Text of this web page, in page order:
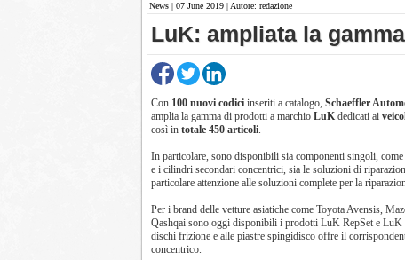
News | 07 June 2019 | Autore: redazione
LuK: ampliata la
Con 100 nuovi codici inseriti a catalogo, Schaeffler
amplia la gamma di prodotti a marchio LuK dedicati ai
così in totale 450 articoli.
In particolare, sono disponibili sia componenti singoli,
e i cilindri secondari concentrici, sia le soluzioni di
particolare attenzione alle soluzioni complete per la
Per i brand delle vetture asiatiche come Toyota Avensis,
Qashqai sono oggi disponibili i prodotti LuK RepSet e LuK
dischi frizione e alle piastre spingidisco offre il
concentrico.